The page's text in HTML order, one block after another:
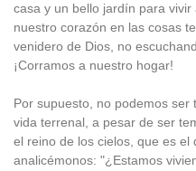
casa y un bello jardín para
nuestro corazón en las cosas
venidero de Dios, no
¡Corramos a nuestro hogar!
Por supuesto, no podemos
vida terrenal, a pesar de ser
el reino de los cielos, que es el
analicémonos: "¿Estamos